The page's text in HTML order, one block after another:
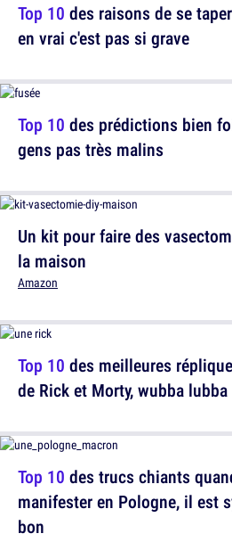
Top 10 des prédictions bien
gens pas très malins
Top 10 des meilleures
de Rick et Morty, wubba
Top 10 des raisons de se
en vrai c'est pas si grave
Un kit pour faire des
la maison
Amazon
Top 10 des trucs chiants
manifester en Pologne, il est
bon